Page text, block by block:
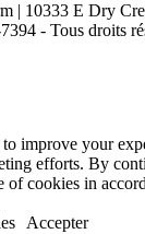
| 10333 E Dry
- Tous droits
improve your
efforts. By
of cookies in
Accepter